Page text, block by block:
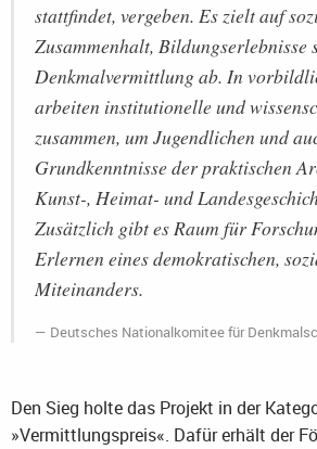
stattfindet, vergeben. Es zielt auf
Zusammenhalt, Bildungserlebnisse
Denkmalvermittlung ab. In
arbeiten institutionelle und
zusammen, um Jugendlichen und
Grundkenntnisse der praktischen
Kunst-, Heimat- und
Zusätzlich gibt es Raum für
Erlernen eines demokratischen,
Miteinanders.
Deutsches Nationalkomitee für
Den Sieg holte das Projekt in der
»Vermittlungspreis«. Dafür erhält der